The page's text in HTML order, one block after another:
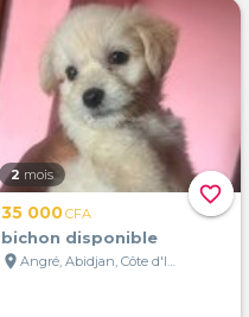
favorite_border
2 mois
35 000CFA
bichon disponible
location_on
Angré, Abidjan, Côte d'Ivoire